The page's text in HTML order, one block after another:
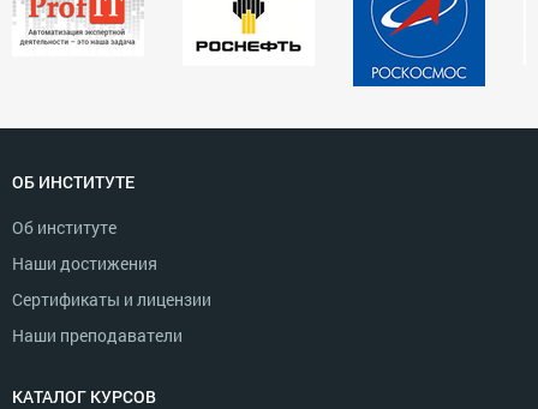
ОБ ИНСТИТУТЕ
Об институте
Наши достижения
Сертификаты и лицензии
Наши преподаватели
КАТАЛОГ КУРСОВ